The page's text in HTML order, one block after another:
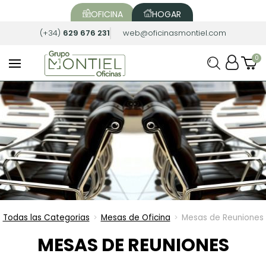
OFICINA HOGAR
(+34) 629 676 231 web@oficinasmontiel.com
Todas las Categorias > Mesas de Oficina > Mesas de Reuniones
MESAS DE REUNIONES